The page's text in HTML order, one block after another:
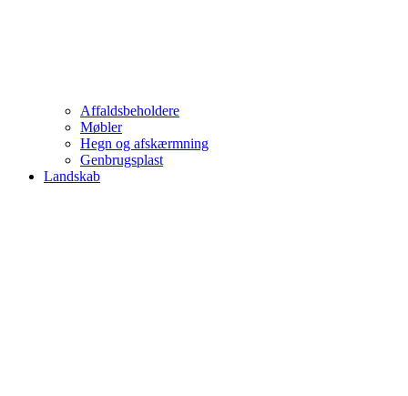
Affaldsbeholdere
Møbler
Hegn og afskærmning
Genbrugsplast
Landskab